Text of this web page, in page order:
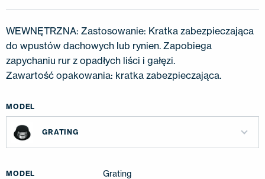
WEWNĘTRZNA: Zastosowanie: Kratka zabezpieczająca
do wpustów dachowych lub rynien. Zapobiega
zapychaniu rur z opadłych liści i gałęzi.
Zawartość opakowania: kratka zabezpieczająca.
MODEL
GRATING
MODEL Grating